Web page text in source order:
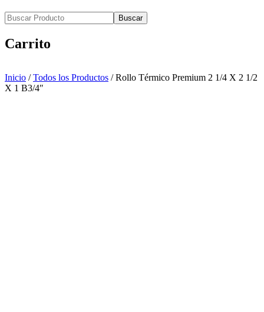
Buscar
Carrito
Inicio / Todos los Productos /Rollo Térmico Premium 2 1/4 X 2 1/2
X 1 B3/4″